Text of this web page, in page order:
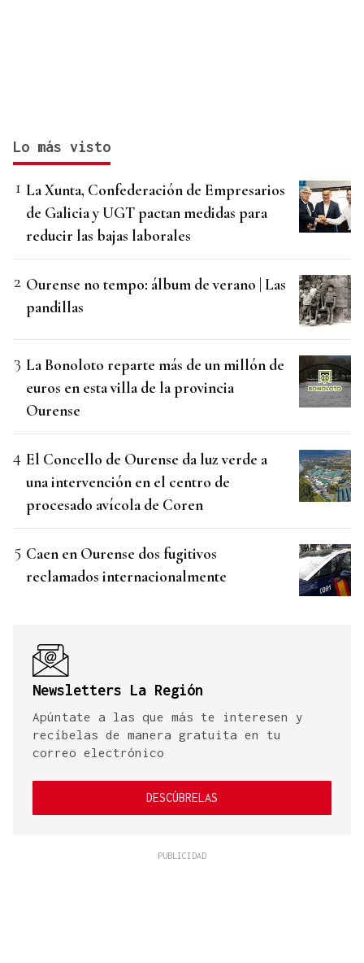
Lo más visto
La Xunta, Confederación de Empresarios
de Galicia y UGT pactan medidas para
reducir las bajas laborales
Ourense no tempo: álbum de verano | Las
pandillas
La Bonoloto reparte más de un millón de
euros en esta villa de la provincia
Ourense
El Concello de Ourense da luz verde a
una intervención en el centro de
procesado avícola de Coren
Caen en Ourense dos fugitivos
reclamados internacionalmente
Newsletters La Región
Apúntate a las que más te interesen y
recíbelas de manera gratuita en tu
correo electrónico
DESCÚBRELAS